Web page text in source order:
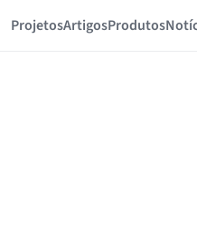
ProjetosArtigosProdutos